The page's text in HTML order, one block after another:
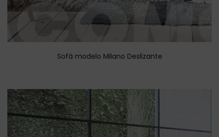
Sofá modelo Milano Deslizante